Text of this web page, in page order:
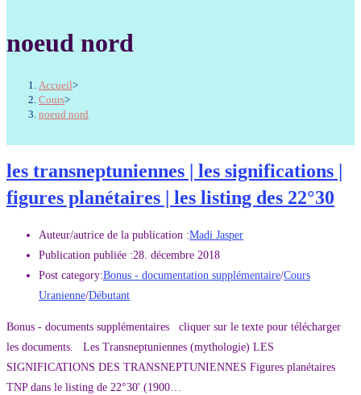
noeud nord
Accueil>
Cours>
noeud nord
les transneptuniennes | les significations |
figures planétaires | les listing des 22°30
Auteur/autrice de la publication :Madi Jasper
Publication publiée :28. décembre 2018
Post category:Bonus - documentation supplémentaire/Cours
Uranienne/Débutant
Bonus - documents supplémentaires cliquer sur le texte pour télécharger
les documents. Les Transneptuniennes (mythologie) LES
SIGNIFICATIONS DES TRANSNEPTUNIENNES Figures planétaires
TNP dans le listing de 22°30' (1900…